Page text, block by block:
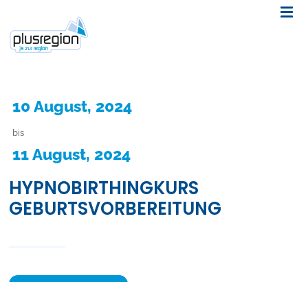
10 August, 2024
bis
11 August, 2024
HYPNOBIRTHINGKURS
GEBURTSVORBEREITUNG